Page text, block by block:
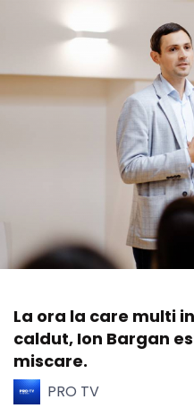
La ora la care multi
caldut, Ion Bargan
miscare.
PRO TV